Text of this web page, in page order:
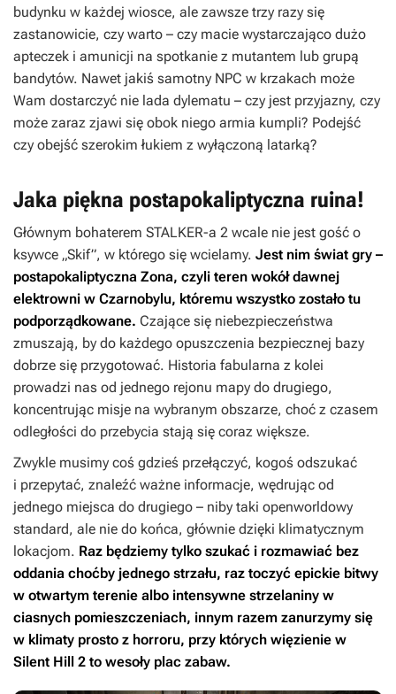
budynku w każdej wiosce, ale zawsze trzy razy się
zastanowicie, czy warto – czy macie wystarczająco dużo
apteczek i amunicji na spotkanie z mutantem lub grupą
bandytów. Nawet jakiś samotny NPC w krzakach może
Wam dostarczyć nie lada dylematu – czy jest przyjazny, czy
może zaraz zjawi się obok niego armia kumpli? Podejść
czy obejść szerokim łukiem z wyłączoną latarką?
Jaka piękna postapokaliptyczna ruina!
Głównym bohaterem STALKER-a 2 wcale nie jest gość o
ksywce „Skif”, w którego się wcielamy. Jest nim świat gry –
postapokaliptyczna Zona, czyli teren wokół dawnej
elektrowni w Czarnobylu, któremu wszystko zostało tu
podporządkowane. Czające się niebezpieczeństwa
zmuszają, by do każdego opuszczenia bezpiecznej bazy
dobrze się przygotować. Historia fabularna z kolei
prowadzi nas od jednego rejonu mapy do drugiego,
koncentrując misje na wybranym obszarze, choć z czasem
odległości do przebycia stają się coraz większe.
Zwykle musimy coś gdzieś przełączyć, kogoś odszukać
i przepytać, znaleźć ważne informacje, wędrując od
jednego miejsca do drugiego – niby taki openworldowy
standard, ale nie do końca, głównie dzięki klimatycznym
lokacjom. Raz będziemy tylko szukać i rozmawiać bez
oddania choćby jednego strzału, raz toczyć epickie bitwy
w otwartym terenie albo intensywne strzelaniny w
ciasnych pomieszczeniach, innym razem zanurzymy się
w klimaty prosto z horroru, przy których więzienie w
Silent Hill 2 to wesoły plac zabaw.